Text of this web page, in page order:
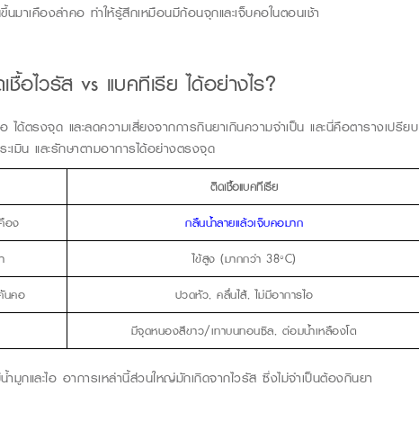
นมาเคืองลำคอ ทำให้รู้สึกเหมือนมีก้อนจุกและเจ็บคอในตอนเช้า
ชื้อไวรัส vs แบคทีเรีย ได้อย่างไร?
ได้ตรงจุด และลดความเสี่ยงจากการกินยาเกินความจำเป็น และนี่คือตารางเปรียบ
เมิน และรักษาตามอาการได้อย่างตรงจุด
ติดเชื้อแบคทีเรีย
อง
กลืนน้ำลายแล้วเจ็บคอมาก
ไข้สูง (มากกว่า 38°C)
นคอ
ปวดหัว, คลื่นไส้, ไม่มีอาการไอ
มีจุดหนองสีขาว/เทาบนทอนซิล, ต่อมน้ำเหลืองโต
มูกและไอ อาการเหล่านี้ส่วนใหญ่มักเกิดจากไวรัส ซึ่งไม่จำเป็นต้องกินยา